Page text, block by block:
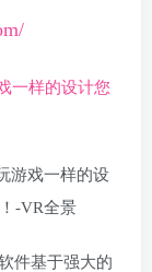
一样的设计您
件基于强大的